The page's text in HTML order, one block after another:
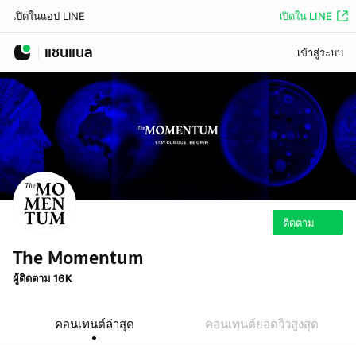
เปิดในแอป LINE เปิดใน LINE
แชนแนล เข้าสู่ระบบ
ติดตาม
The Momentum
ผู้ติดตาม 16K
คอนเทนต์ล่าสุด คอนเทนต์ยอดวิวสูงสุด